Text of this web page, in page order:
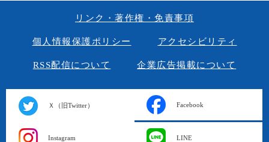
リンク・著作権・免責事項
個人情報保護ポリシー アクセシビリティ
RSS配信について 企業広告掲載について
Ｘ（旧Twitter） Facebook
Instagram LINE